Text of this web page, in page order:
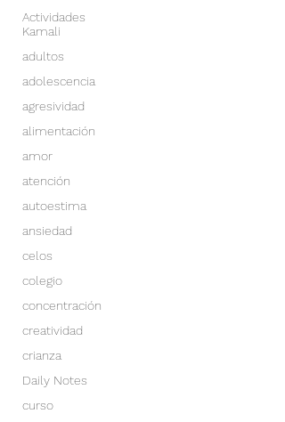
Actividades
Kamali
adultos
adolescencia
agresividad
alimentación
amor
atención
autoestima
ansiedad
celos
colegio
concentración
creatividad
crianza
Daily Notes
curso